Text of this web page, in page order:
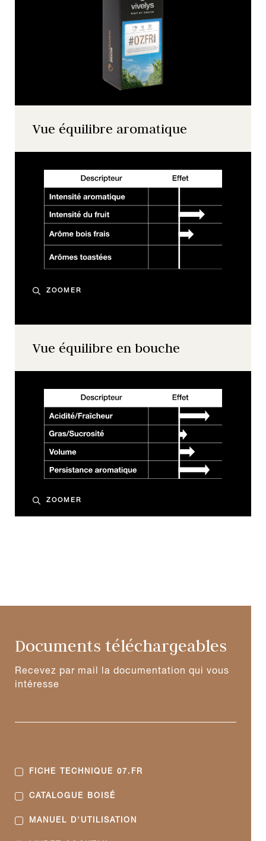
Vue équilibre aromatique
ZOOMER
Vue équilibre en bouche
ZOOMER
Documents téléchargeables
Recevez par mail la documentation qui vous
intéresse
FICHE TECHNIQUE 07.FR
CATALOGUE BOISÉ
MANUEL D'UTILISATION